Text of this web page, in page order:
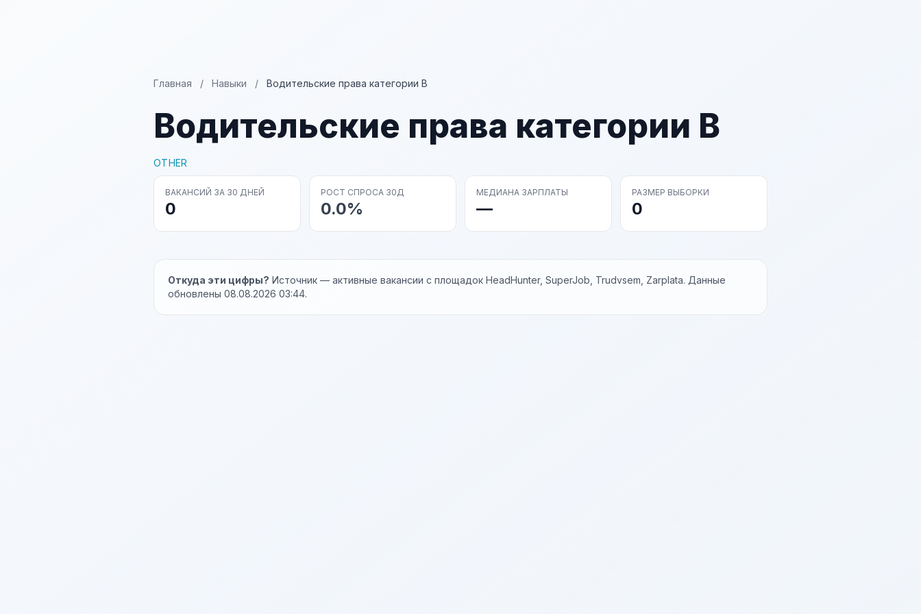
Главная / Навыки / Водительские права категории В
Водительские права категории В
OTHER
ВАКАНСИЙ ЗА 30 ДНЕЙ
0
РОСТ СПРОСА 30Д
0.0%
МЕДИАНА ЗАРПЛАТЫ
—
РАЗМЕР ВЫБОРКИ
0
Откуда эти цифры? Источник — активные вакансии с площадок HeadHunter, SuperJob, Trudvsem, Zarplata. Данные
обновлены 08.08.2026 03:44.